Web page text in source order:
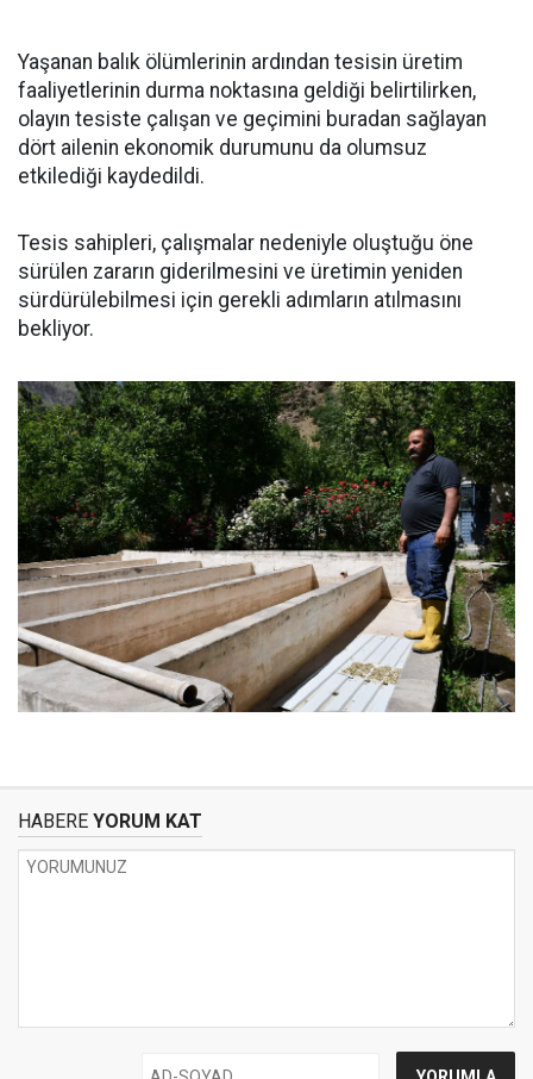
Yaşanan balık ölümlerinin ardından tesisin üretim
faaliyetlerinin durma noktasına geldiği belirtilirken,
olayın tesiste çalışan ve geçimini buradan sağlayan
dört ailenin ekonomik durumunu da olumsuz
etkilediği kaydedildi.
Tesis sahipleri, çalışmalar nedeniyle oluştuğu öne
sürülen zararın giderilmesini ve üretimin yeniden
sürdürülebilmesi için gerekli adımların atılmasını
bekliyor.
HABERE YORUM KAT